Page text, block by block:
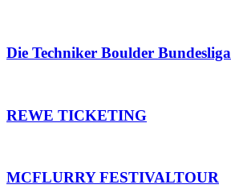
Die Techniker Boulder Bundesliga
REWE TICKETING
MCFLURRY FESTIVALTOUR